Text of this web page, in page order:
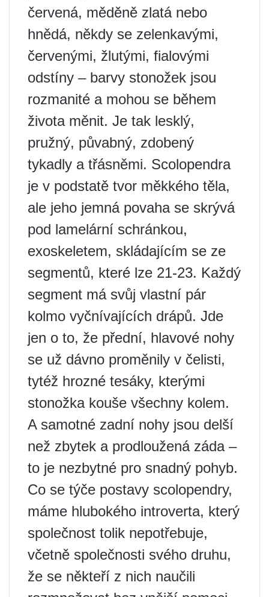
červená, měděně zlatá nebo
hnědá, někdy se zelenkavými,
červenými, žlutými, fialovými
odstíny – barvy stonožek jsou
rozmanité a mohou se během
života měnit. Je tak lesklý,
pružný, půvabný, zdobený
tykadly a třásněmi. Scolopendra
je v podstatě tvor měkkého těla,
ale jeho jemná povaha se skrývá
pod lamelární schránkou,
exoskeletem, skládajícím se ze
segmentů, které lze 21-23. Každý
segment má svůj vlastní pár
kolmo vyčnívajících drápů. Jde
jen o to, že přední, hlavové nohy
se už dávno proměnily v čelisti,
tytéž hrozné tesáky, kterými
stonožka kouše všechny kolem.
A samotné zadní nohy jsou delší
než zbytek a prodloužená záda –
to je nezbytné pro snadný pohyb.
Co se týče postavy scolopendry,
máme hlubokého introverta, který
společnost tolik nepotřebuje,
včetně společnosti svého druhu,
že se někteří z nich naučili